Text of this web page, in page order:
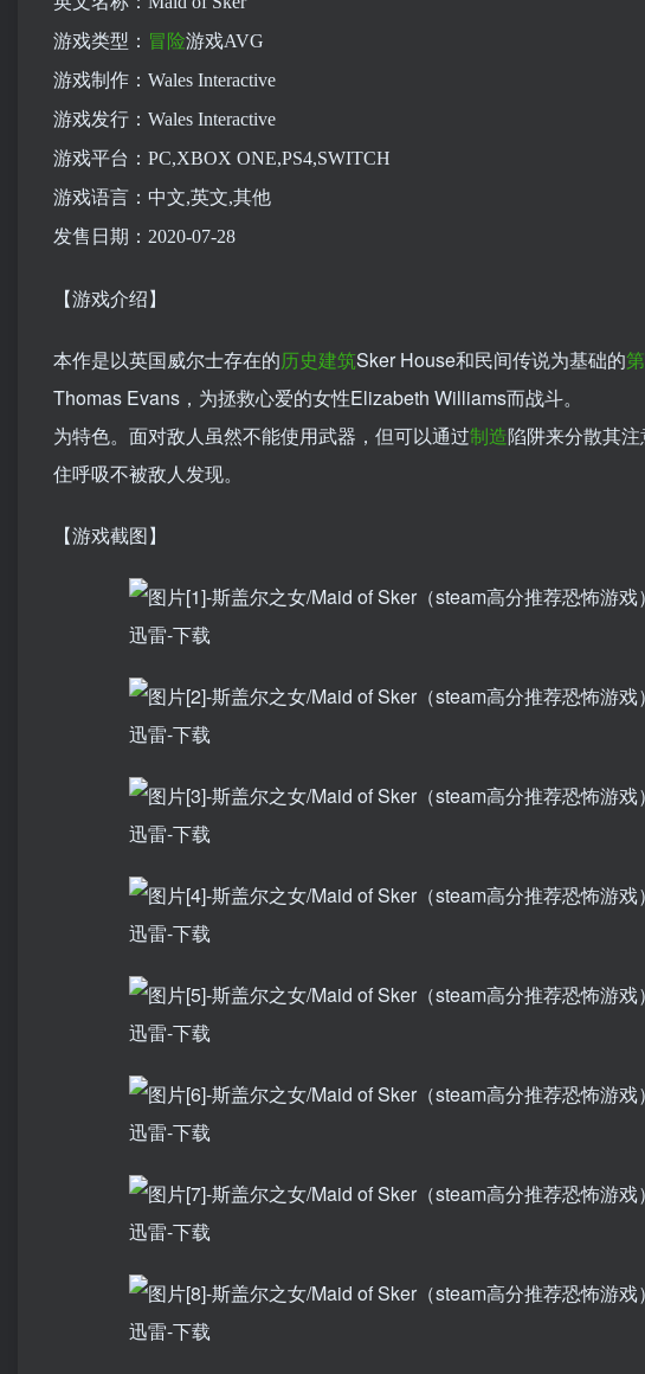
游戏类型： 冒险游戏AVG
游戏制作：Wales Interactive
游戏发行：Wales Interactive
游戏平台：PC,XBOX ONE,PS4,SWITCH
游戏语言：中文,英文,其他
发售日期：2020-07-28
【游戏介绍】
本作是以英国威尔士存在的历史建筑Sker House和民间传说为基础的
Thomas Evans，为拯救心爱的女性Elizabeth Williams而战斗
为特色。面对敌人虽然不能使用武器，但可以通过制造陷阱来分散其
住呼吸不被敌人发现。
【游戏截图】